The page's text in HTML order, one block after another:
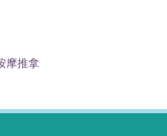
摩推拿